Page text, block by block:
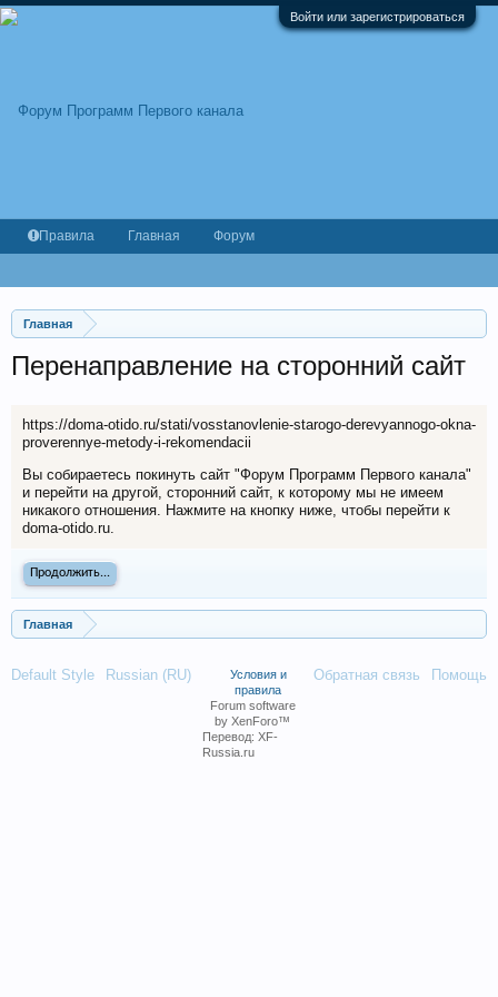
Войти или зарегистрироваться
Главная
Перенаправление на сторонний сайт
https://doma-otido.ru/stati/vosstanovlenie-starogo-derevyannogo-okna-
proverennye-metody-i-rekomendacii
Вы собираетесь покинуть сайт "Форум Программ Первого канала"
и перейти на другой, сторонний сайт, к которому мы не имеем
никакого отношения. Нажмите на кнопку ниже, чтобы перейти к
doma-otido.ru.
Продолжить...
Главная
Правила Главная Форум
Default Style Russian (RU) Обратная связь Помощь
Условия и
правила
Forum software
by XenForo™
Перевод: XF-
Russia.ru